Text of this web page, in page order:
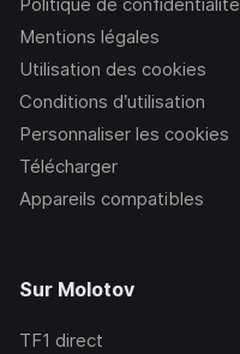
Mentions légales
Utilisation des cookies
Conditions d’utilisation
Personnaliser les cookies
Télécharger
Appareils compatibles
Sur Molotov
TF1 direct